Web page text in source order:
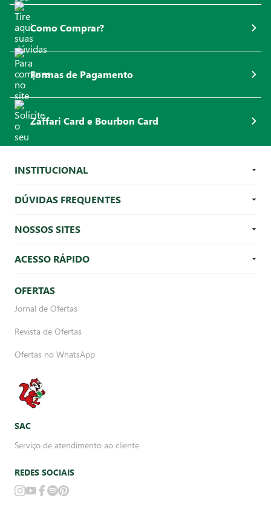
Como Comprar?
Formas de Pagamento
Zaffari Card e Bourbon Card
INSTITUCIONAL
DÚVIDAS FREQUENTES
NOSSOS SITES
ACESSO RÁPIDO
OFERTAS
Jornal de Ofertas
Revista de Ofertas
Ofertas no WhatsApp
SAC
Serviço de atendimento ao cliente
REDES SOCIAIS